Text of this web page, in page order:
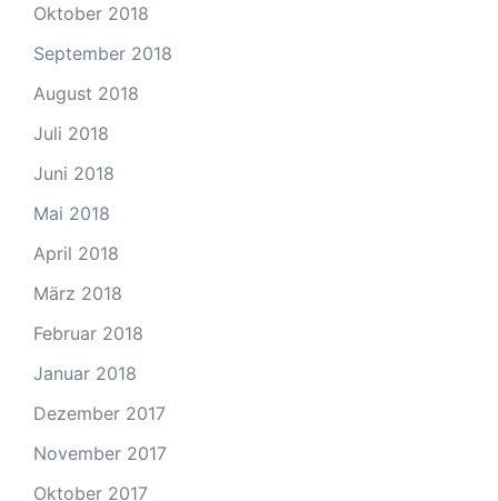
Oktober 2018
September 2018
August 2018
Juli 2018
Juni 2018
Mai 2018
April 2018
März 2018
Februar 2018
Januar 2018
Dezember 2017
November 2017
Oktober 2017